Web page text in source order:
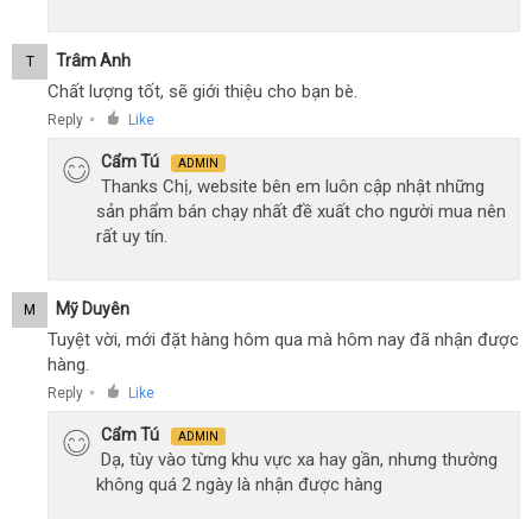
T Trâm Anh
Chất lượng tốt, sẽ giới thiệu cho bạn bè.
Reply ● Like
Cẩm Tú ADMIN
Thanks Chị, website bên em luôn cập nhật những
sản phẩm bán chạy nhất đề xuất cho người mua nên
rất uy tín.
M Mỹ Duyên
Tuyệt vời, mới đặt hàng hôm qua mà hôm nay đã nhận được
hàng.
Reply ● Like
Cẩm Tú ADMIN
Dạ, tùy vào từng khu vực xa hay gần, nhưng thường
không quá 2 ngày là nhận được hàng